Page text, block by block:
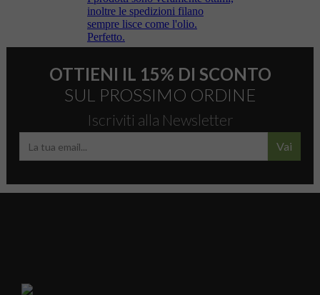
OTTIENI IL 15% DI SCONTO
SUL PROSSIMO ORDINE
Iscriviti alla Newsletter
Vai